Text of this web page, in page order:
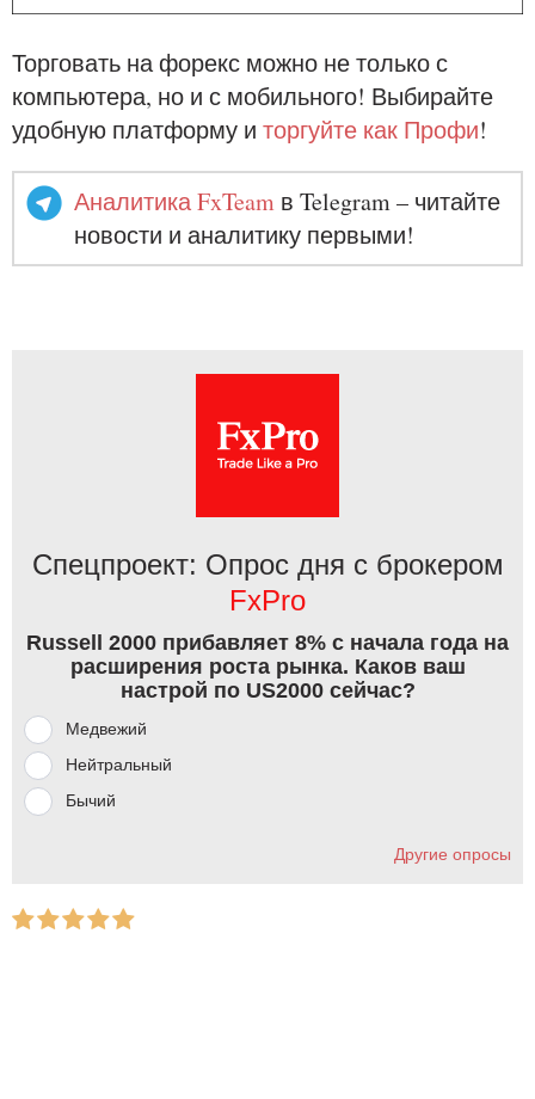
Торговать на форекс можно не только с
компьютера, но и с мобильного! Выбирайте
удобную платформу и торгуйте как Профи!
Аналитика FxTeam в Telegram – читайте
новости и аналитику первыми!
Спецпроект: Опрос дня с брокером
FxPro
Russell 2000 прибавляет 8% с начала года на
расширения роста рынка. Каков ваш
настрой по US2000 сейчас?
Медвежий
Нейтральный
Бычий
Другие опросы